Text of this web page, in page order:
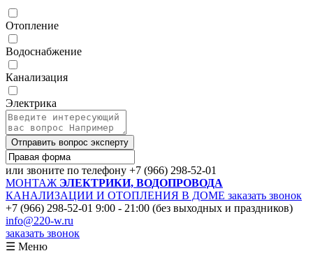
Отопление
Водоснабжение
Канализация
Электрика
Отправить вопрос эксперту
или звоните по телефону +7 (966) 298-52-01
МОНТАЖ ЭЛЕКТРИКИ, ВОДОПРОВОДА
КАНАЛИЗАЦИИ И ОТОПЛЕНИЯ В ДОМЕ заказать звонок
+7 (966) 298-52-01 9:00 - 21:00 (без выходных и праздников)
info@220-w.ru
заказать звонок
☰ Меню